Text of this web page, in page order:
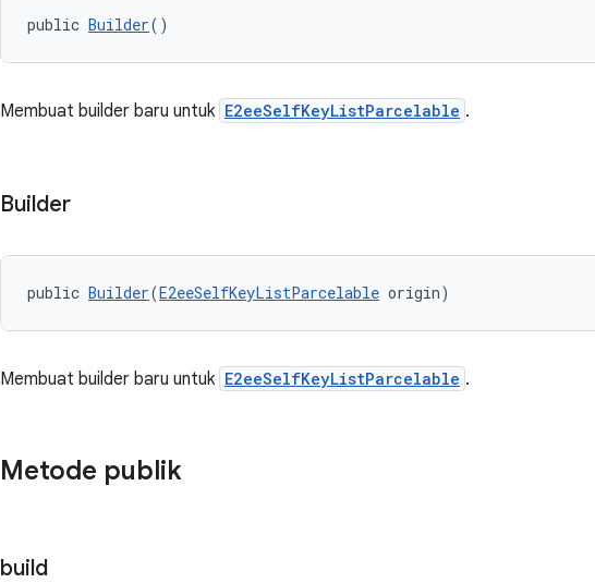
public Builder()
Membuat builder baru untuk E2eeSelfKeyListParcelable .
Builder
public Builder(E2eeSelfKeyListParcelable origin)
Membuat builder baru untuk E2eeSelfKeyListParcelable .
Metode publik
build